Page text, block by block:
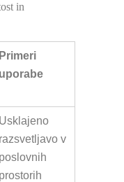
in
Primeri
uporabe
Usklajeno
razsvetljavo v
poslovnih
prostorih